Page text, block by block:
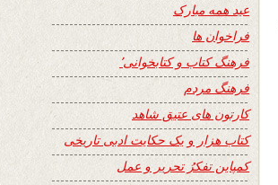
عید همه مبارک
فراخوان ها
فرهنگ کتاب و کتابخوانی٬
فرهنگ مردم
کارتون های عتیق شاهد
کتاب هزار و یک حکایت ادبی تاریخی
کمپاین تفکرُ تحریر و عمل